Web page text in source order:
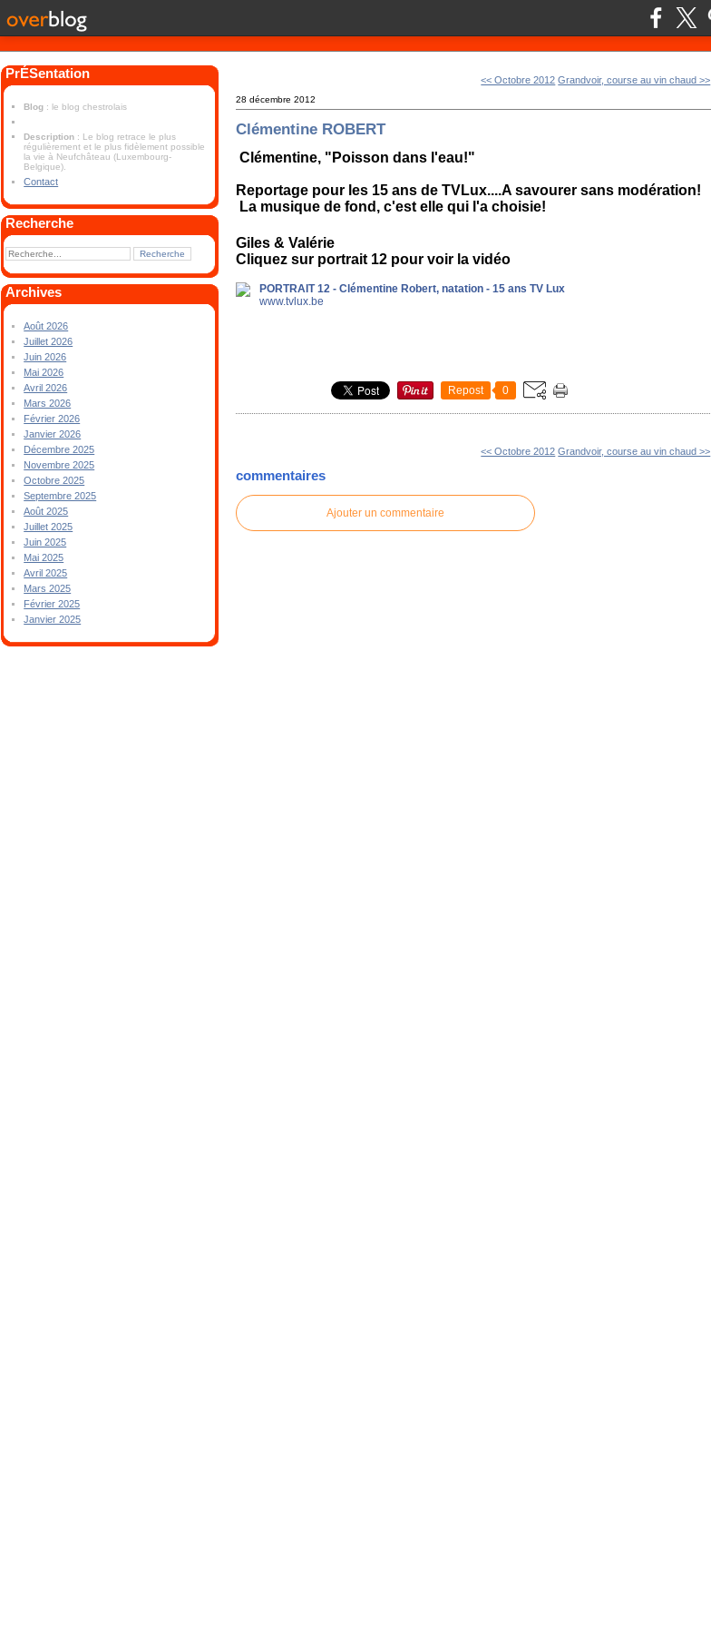
PrÉSentation
Blog : le blog chestrolais
Description : Le blog retrace le plus
régulièrement et le plus fidèlement possible
la vie à Neufchâteau (Luxembourg-
Belgique).
Contact
Recherche
Archives
Août 2026
Juillet 2026
Juin 2026
Mai 2026
Avril 2026
Mars 2026
Février 2026
Janvier 2026
Décembre 2025
Novembre 2025
Octobre 2025
Septembre 2025
Août 2025
Juillet 2025
Juin 2025
Mai 2025
Avril 2025
Mars 2025
Février 2025
Janvier 2025
<< Octobre 2012 Grandvoir, course au vin chaud >>
28 décembre 2012
Clémentine ROBERT
Clémentine, "Poisson dans l'eau!"
Reportage pour les 15 ans de TVLux....A savourer sans modération!
La musique de fond, c'est elle qui l'a choisie!
Giles & Valérie
Cliquez sur portrait 12 pour voir la vidéo
PORTRAIT 12 - Clémentine Robert, natation - 15 ans TV Lux
www.tvlux.be
Repost 0
<< Octobre 2012 Grandvoir, course au vin chaud >>
commentaires
Ajouter un commentaire